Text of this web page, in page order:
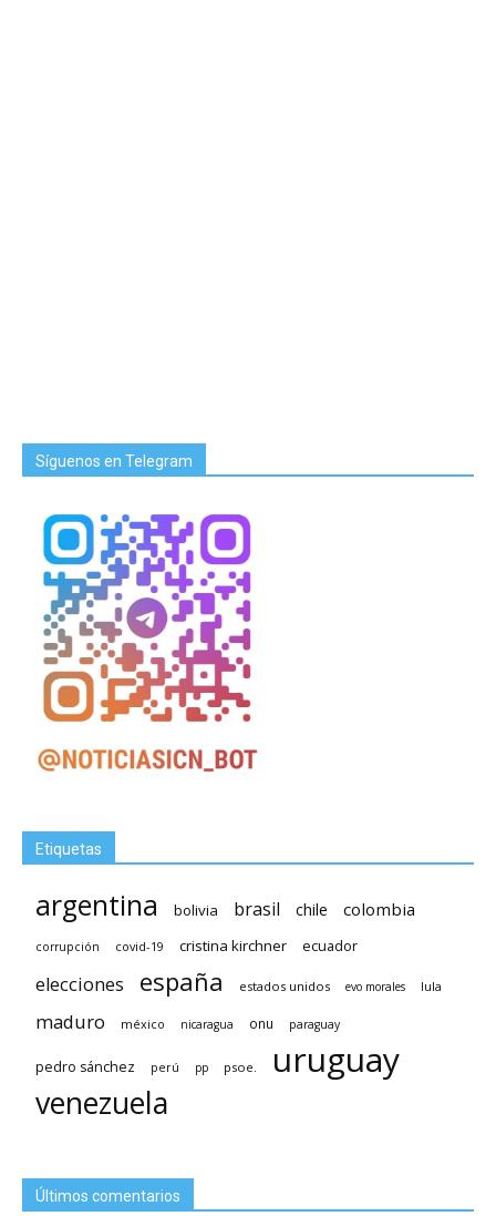
Síguenos en Telegram
Etiquetas
argentina bolivia brasil chile colombia
corrupción covid-19 cristina kirchner ecuador
elecciones españa estados unidos evo morales lula
maduro méxico nicaragua onu paraguay
pedro sánchez perú pp psoe. uruguay
venezuela
Últimos comentarios